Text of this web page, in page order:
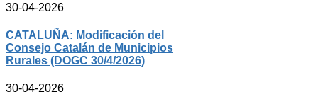
30-04-2026
CATALUÑA: Modificación del
Consejo Catalán de Municipios
Rurales (DOGC 30/4/2026)
30-04-2026